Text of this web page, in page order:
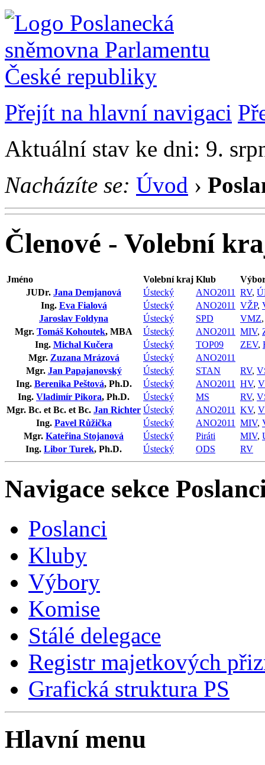
Přejít na hlavní navigaci
Aktuální stav ke dni: 9.
Nacházíte se: Úvod ›
Členové - Volební
Jméno Volební kraj Klub
JUDr. Jana Demjanová Ústecký ANO2011 RV,
Ing. Eva Fialová Ústecký ANO2011 VŽP,
Jaroslav Foldyna
Ústecký SPD VMZ
Mgr. Tomáš Kohoutek, MBA Ústecký ANO2011 MIV,
Ing. Michal Kučera Ústecký TOP09 ZEV,
Mgr. Zuzana Mrázová Ústecký
ANO2011
Mgr. Jan Papajanovský Ústecký STAN RV,
Ing. Berenika Peštová, Ph.D. Ústecký ANO2011 HV,
Ing. Vladimír Pikora, Ph.D. Ústecký MS RV,
Mgr. Bc. et Bc. et Bc. Jan Richter Ústecký ANO2011 KV,
Ing. Pavel Růžička Ústecký ANO2011 MIV,
Mgr. Kateřina Stojanová Ústecký Piráti MIV,
Ing. Libor Turek, Ph.D. Ústecký ODS RV
Navigace sekce
Poslanci
Kluby
Výbory
Komise
Stálé delegace
Registr majetkových
Grafická struktura PS
Hlavní menu